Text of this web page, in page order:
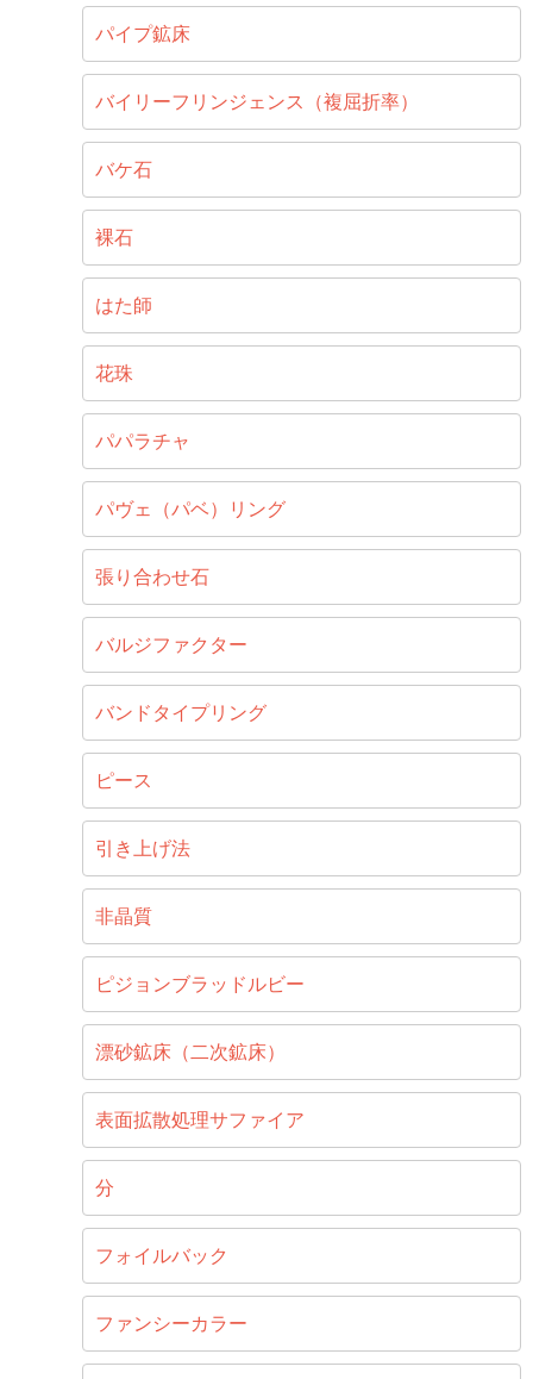
パイプ鉱床
バイリーフリンジェンス（複屈折率）
バケ石
裸石
はた師
花珠
パパラチャ
パヴェ（パベ）リング
張り合わせ石
バルジファクター
バンドタイプリング
ピース
引き上げ法
非晶質
ピジョンブラッドルビー
漂砂鉱床（二次鉱床）
表面拡散処理サファイア
分
フォイルバック
ファンシーカラー